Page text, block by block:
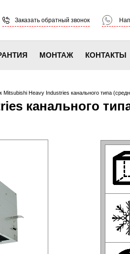
Заказать обратный звонок
МОНТАЖ КОНТАКТЫ
Mitsubishi Heavy Industries канального типа
канального